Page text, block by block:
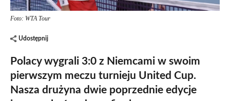
Foto: WTA Tour
Udostępnij
Polacy wygrali 3:0 z Niemcami w swoim
pierwszym meczu turnieju United Cup.
Nasza drużyna dwie poprzednie edycje